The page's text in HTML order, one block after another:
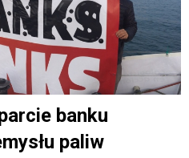
banku
paliw